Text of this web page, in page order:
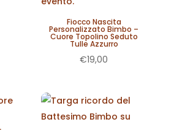
Fiocco Nascita
Personalizzato Bimbo –
Cuore Topolino Seduto
Tulle Azzurro
€19,00